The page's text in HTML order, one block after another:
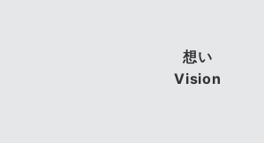
想い
Vision